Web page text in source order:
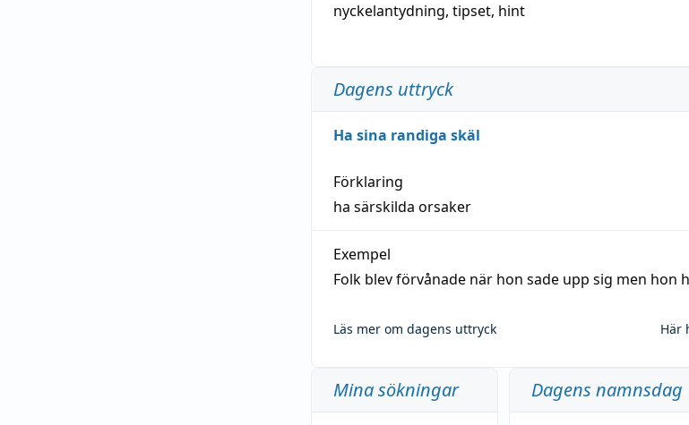
nyckelantydning, tipset, hint
Dagens uttryck
Ha sina randiga skäl
Förklaring
ha särskilda orsaker
Exempel
Folk blev förvånade när hon sade upp sig men hon
Läs mer om dagens uttryck Här
Mina sökningar Dagens namnsdag